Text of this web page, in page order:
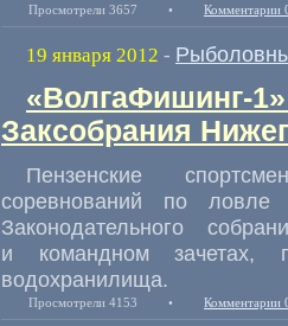
Просмотрели 3657 • Комментарии
19 января 2012 -
«ВолгаФишинг-
Заксобрания
Пензенские
соревнований по
Законодательного
и командном зачетах,
водохранилища.
Просмотрели 4153 • Комментарии